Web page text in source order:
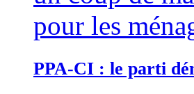
PPA-CI : le parti